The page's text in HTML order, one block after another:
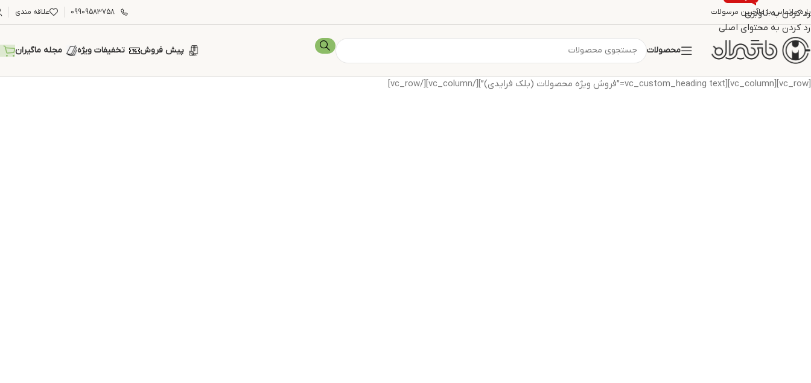
رد کردن به ناوبری
رد کردن به محتوای اصلی
ماتماس با ماآخرین مرسولات 09909583758 علاقه مندی
محصولات پیش فروش تخفیفات ویژه مجله ماگیران
[vc_row][vc_column][vc_custom_heading text=”فروش ویژه محصولات (بلک فرایدی)”][/vc_column][/vc_row]